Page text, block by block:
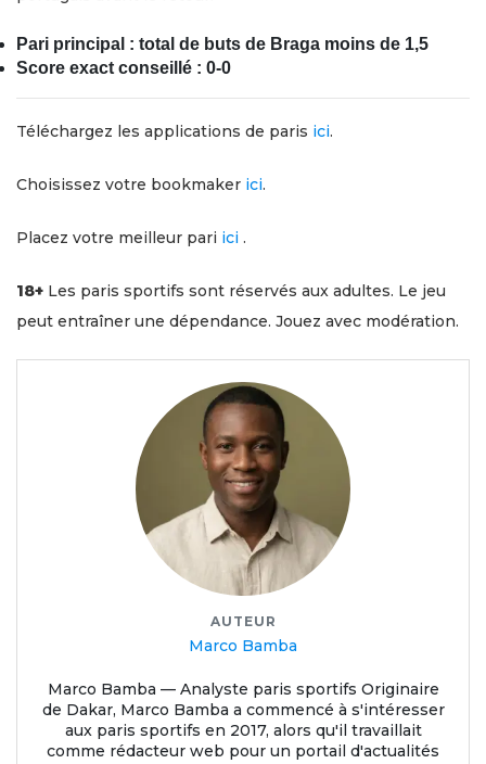
Pari principal : total de buts de Braga moins de 1,5
Score exact conseillé : 0-0
Téléchargez les applications de paris ici.
Choisissez votre bookmaker ici.
Placez votre meilleur pari iсi .
18+ Les paris sportifs sont réservés aux adultes. Le jeu
peut entraîner une dépendance. Jouez avec modération.
AUTEUR
Marco Bamba
Marco Bamba — Analyste paris sportifs Originaire
de Dakar, Marco Bamba a commencé à s'intéresser
aux paris sportifs en 2017, alors qu'il travaillait
comme rédacteur web pour un portail d'actualités